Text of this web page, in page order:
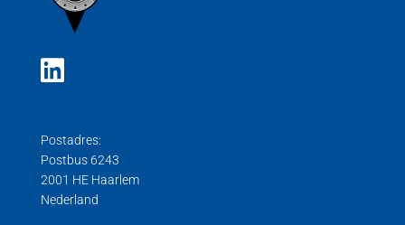
Postadres:
Postbus 6243
2001 HE Haarlem
Nederland